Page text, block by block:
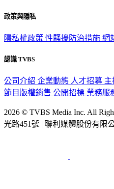
政策與隱私
隱私權政策 性騷擾防治措施 網
認識 TVBS
公司介紹 企業動態 人才招募 主
節目版權銷售 公開招標 業務服
2026 © TVBS Media Inc. All
光路451號 | 聯利媒體股份有限